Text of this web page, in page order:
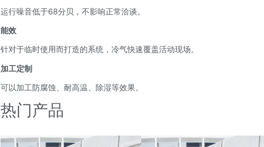
运行噪音低于68分贝，不影响正常洽谈。
能效
针对于临时使用而打造的系统，冷气快速覆盖活动现场。
加工定制
可以加工防腐蚀、耐高温、除湿等效果。
热门产品